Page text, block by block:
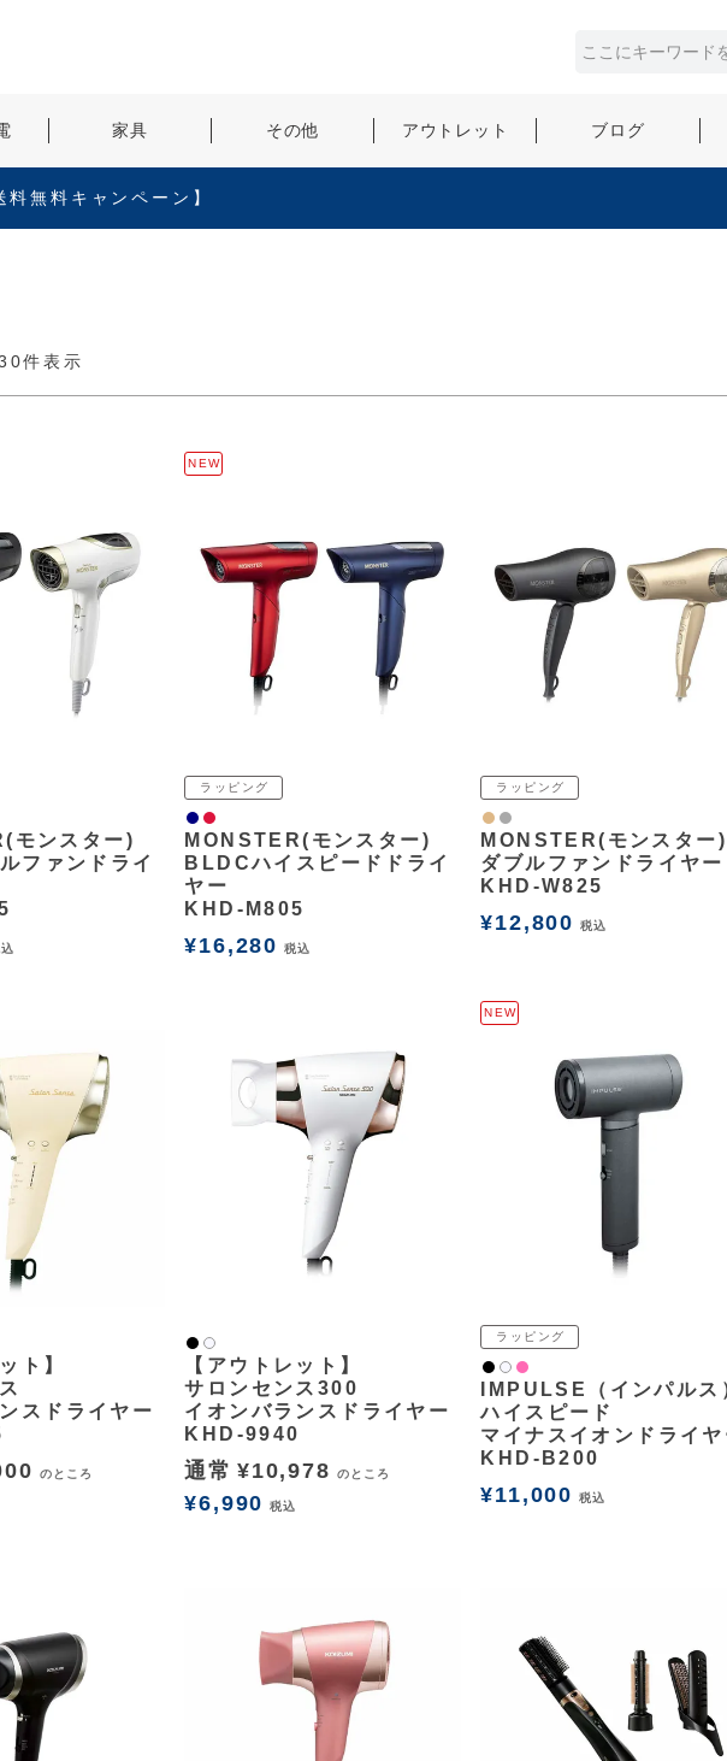
家具 その他 アウトレット ブログ
無料キャンペーン】
件表示
モンスター)
ファンドライ
NEW
ラッピング
ネイビー
赤
MONSTER(モンスター)
BLDCハイスピードドライ
ヤー
KHD-M805
¥16,280 税込
ラッピング
ナチュラル
グレー
MONSTER(モンスター)
ダブルファンドライヤー
KHD-W825
¥12,800 税込
ト】
スドライヤー
のところ
黒 白2
【アウトレット】
サロンセンス300
イオンバランスドライヤー
KHD-9940
通常 ¥10,978 のところ
¥6,990 税込
NEW
ラッピング
黒 白2ピンク
IMPULSE（インパルス
ハイスピード
マイナスイオンドライヤ
KHD-B200
¥11,000 税込